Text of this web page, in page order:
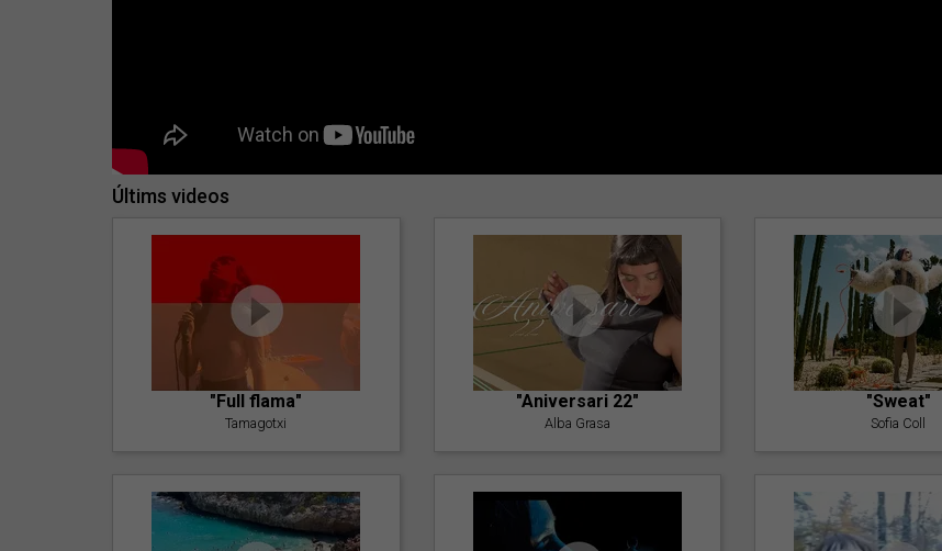
Últims videos
"Full flama"
Tamagotxi
"Aniversari 22"
Alba Grasa
"Sweat"
Sofia Coll